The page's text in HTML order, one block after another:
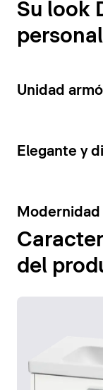
Su look
14
Unidad
15
Elegante y
10
del